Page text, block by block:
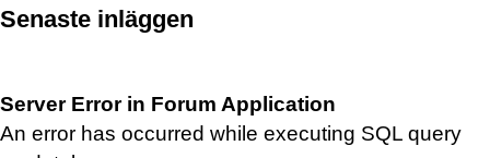
Senaste inläggen
Server Error in Forum Application
An error has occurred while executing SQL query